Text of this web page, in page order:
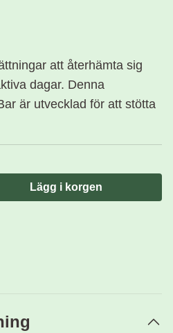
att återhämta sig
dagar. Denna
är utvecklad för att stötta
Lägg i korgen